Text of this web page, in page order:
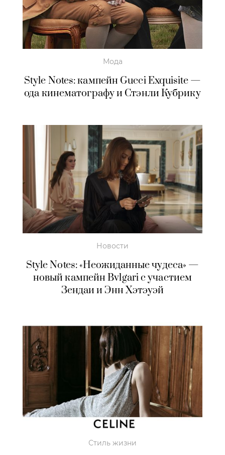
Мода
Style Notes: кампейн Gucci Exquisite —
ода кинематографу и Стэнли Кубрику
Новости
Style Notes: «Неожиданные чудеса» —
новый кампейн Bvlgari с участием
Зендаи и Энн Хэтэуэй
Стиль жизни